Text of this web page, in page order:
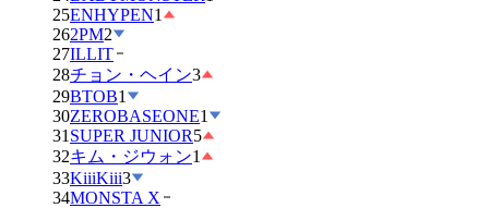
25ENHYPEN1
262PM2
27ILLIT
28チョン・ヘイン3
29BTOB1
30ZEROBASEONE1
31 SUPER JUNIOR5
32キム・ジウォン1
33KiiiKiii3
34MONSTA X